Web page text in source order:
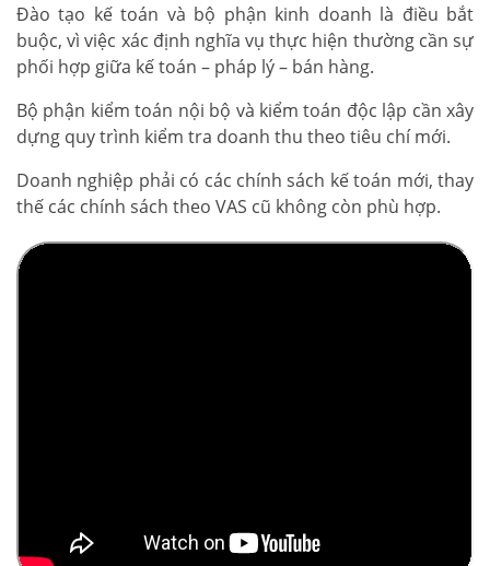
Đào tạo kế toán và bộ phận kinh doanh là điều bắt
buộc, vì việc xác định nghĩa vụ thực hiện thường cần sự
phối hợp giữa kế toán – pháp lý – bán hàng.
Bộ phận kiểm toán nội bộ và kiểm toán độc lập cần xây
dựng quy trình kiểm tra doanh thu theo tiêu chí mới.
Doanh nghiệp phải có các chính sách kế toán mới, thay
thế các chính sách theo VAS cũ không còn phù hợp.